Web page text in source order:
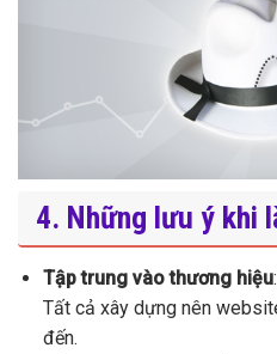
4. Những lưu ý khi
Tập trung vào thương hiệu
Tất cả xây dựng nên
đến.